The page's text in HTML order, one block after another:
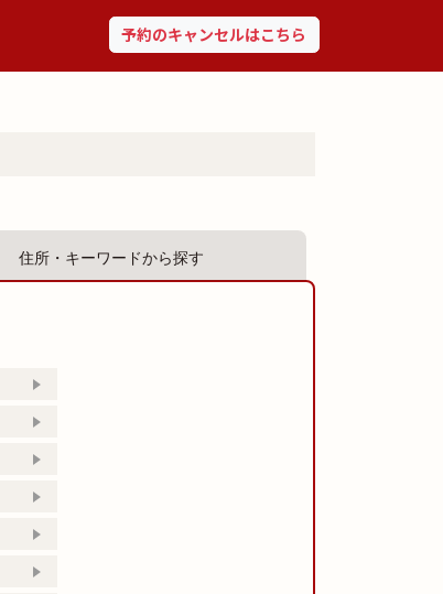
予約のキャンセルはこちら
住所・キーワードから探す